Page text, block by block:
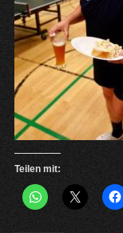
Teilen mit: